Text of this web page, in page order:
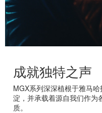
成就独特之声
MGX系列深深植根于雅马
淀，并承载着源自我们作为
质。